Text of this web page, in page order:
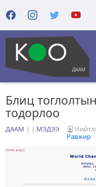
Блиц
тодорлоо
ДААМ | МЭДЭЭ
Равжир